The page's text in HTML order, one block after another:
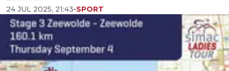
24 JUL 2025, 21:43•SPORT